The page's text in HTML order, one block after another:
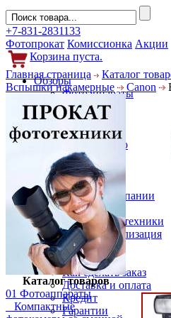
+7-831-2831133
Фотопрокат Комиссионка Акции
Корзина пуста.
Обзоры
Фотоаппараты
Объективы
Фильтры
Новости
Фото и видео
Гаджеты
Аксессуары
Слухи
Новости компании
Услуги
Прокат фототехники
Выкуп и реализация
Покупателям
Акции
Как сделать заказ
Доставка и оплата
Кредит
Гарантии
Главная страница Каталог
Вспышки накамерные
Canon
Каталог товаров
01 Фотоаппараты
Компактные